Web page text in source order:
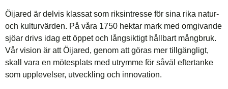
Öijared är delvis klassat som riksintresse för sina rika natur-
och kulturvärden. På våra 1750 hektar mark med omgivande
sjöar drivs idag ett öppet och långsiktigt hållbart mångbruk.
Vår vision är att Öijared, genom att göras mer tillgängligt,
skall vara en mötesplats med utrymme för såväl eftertanke
som upplevelser, utveckling och ­innovation.